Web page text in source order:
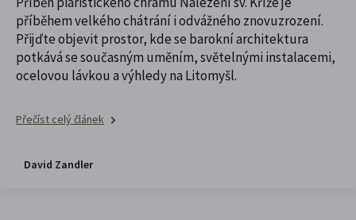
příběhem velkého chátrání i odvážného znovuzrození.
Přijďte objevit prostor, kde se barokní architektura
potkává se současným uměním, světelnými instalacemi,
ocelovou lávkou a výhledy na Litomyšl.
Přečíst celý článek
David Zandler